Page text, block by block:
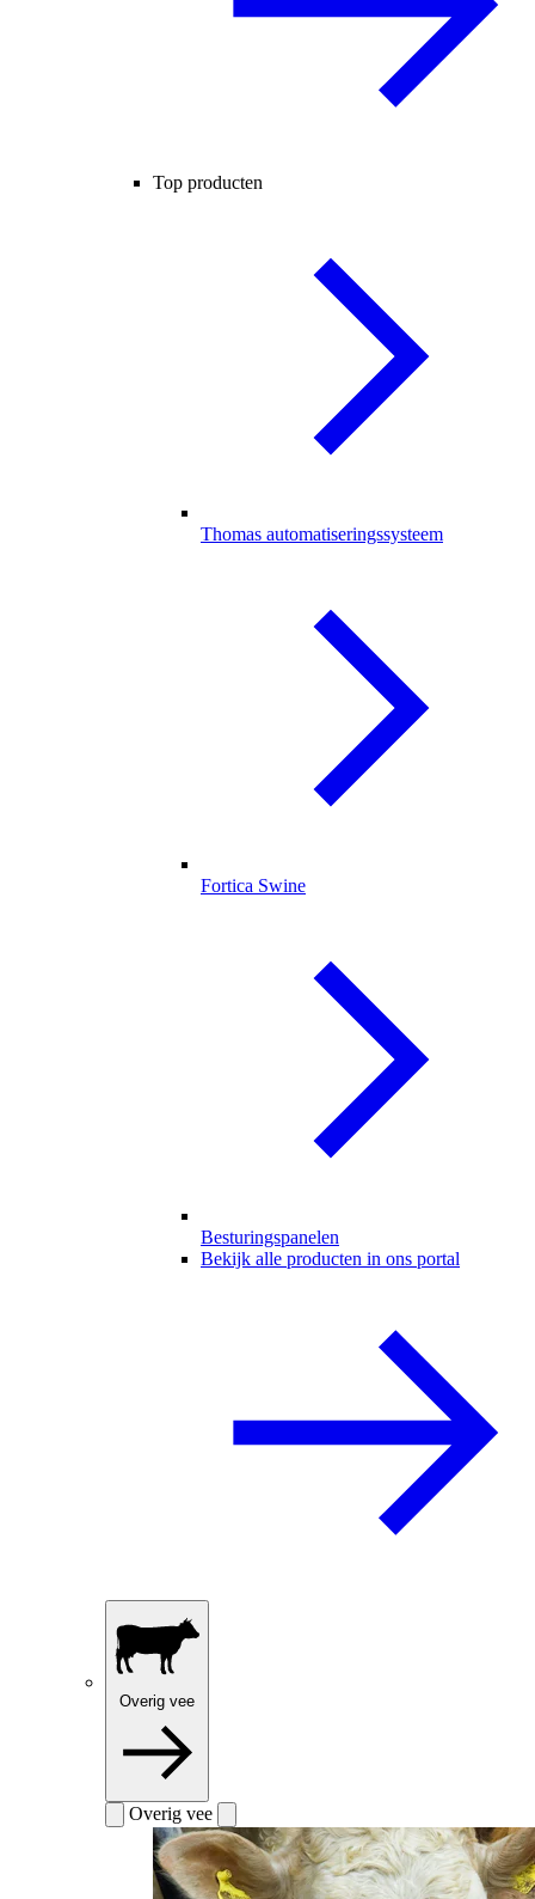
Top producten
Thomas automatiseringssysteem
Fortica Swine
Besturingspanelen
Bekijk alle producten in ons portal
Overig vee
Overig vee